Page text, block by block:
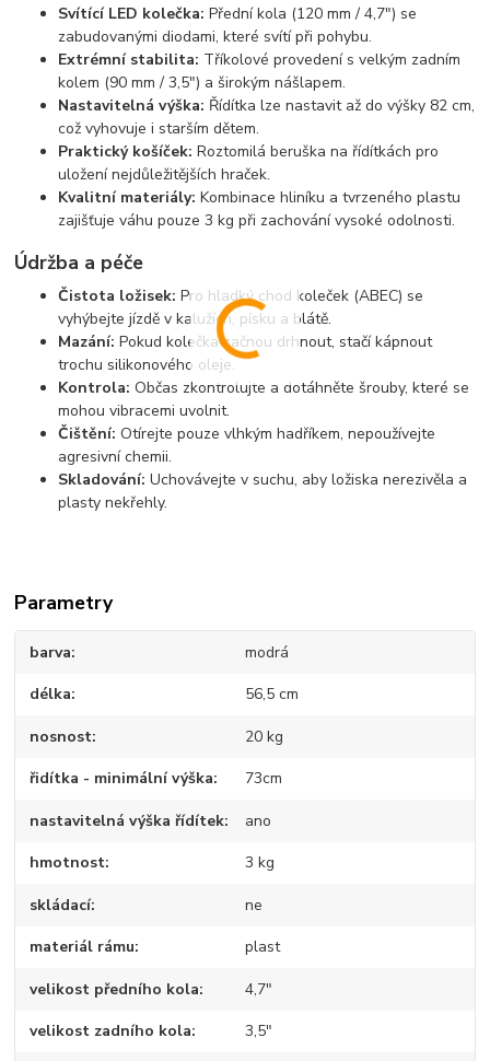
Svítící LED kolečka: Přední kola (120 mm / 4,7") se
zabudovanými diodami, které svítí při pohybu.
Extrémní stabilita: Tříkolové provedení s velkým zadním
kolem (90 mm / 3,5") a širokým nášlapem.
Nastavitelná výška: Řídítka lze nastavit až do výšky 82 cm,
což vyhovuje i starším dětem.
Praktický košíček: Roztomilá beruška na řídítkách pro
uložení nejdůležitějších hraček.
Kvalitní materiály: Kombinace hliníku a tvrzeného plastu
zajišťuje váhu pouze 3 kg při zachování vysoké odolnosti.
Údržba a péče
Čistota ložisek: Pro hladký chod koleček (ABEC) se
vyhýbejte jízdě v kalužích, písku a blátě.
Mazání: Pokud kolečka začnou drhnout, stačí kápnout
trochu silikonového oleje.
Kontrola: Občas zkontrolujte a dotáhněte šrouby, které se
mohou vibracemi uvolnit.
Čištění: Otírejte pouze vlhkým hadříkem, nepoužívejte
agresivní chemii.
Skladování: Uchovávejte v suchu, aby ložiska nerezivěla a
plasty nekřehly.
Parametry
barva modrá
délka 56,5 cm
nosnost 20 kg
řidítka - minimální výška 73cm
nastavitelná výška řídítek ano
hmotnost 3 kg
skládací ne
materiál rámu plast
velikost předního kola 4,7"
velikost zadního kola 3,5"